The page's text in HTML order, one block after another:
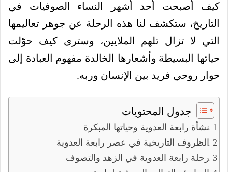
كيف أصبحت أحد أشهر النساء الصوفيات في
التاريخ، ستكشف لنا هذه الرحلة عن جوهر تعاليمها
التي لا تزال تلهم الملايين، وسترى كيف حوّلت
حياتها البسيطة وأشعارها الخالدة مفهوم العبادة إلى
حوار روحي فريد بين الإنسان وربه.
جدول المحتويات
نشأة رابعة العدوية وحياتها المبكرة
الظروف التاريخية في عصر رابعة العدوية
رحلة رابعة العدوية في الزهد والتصوف